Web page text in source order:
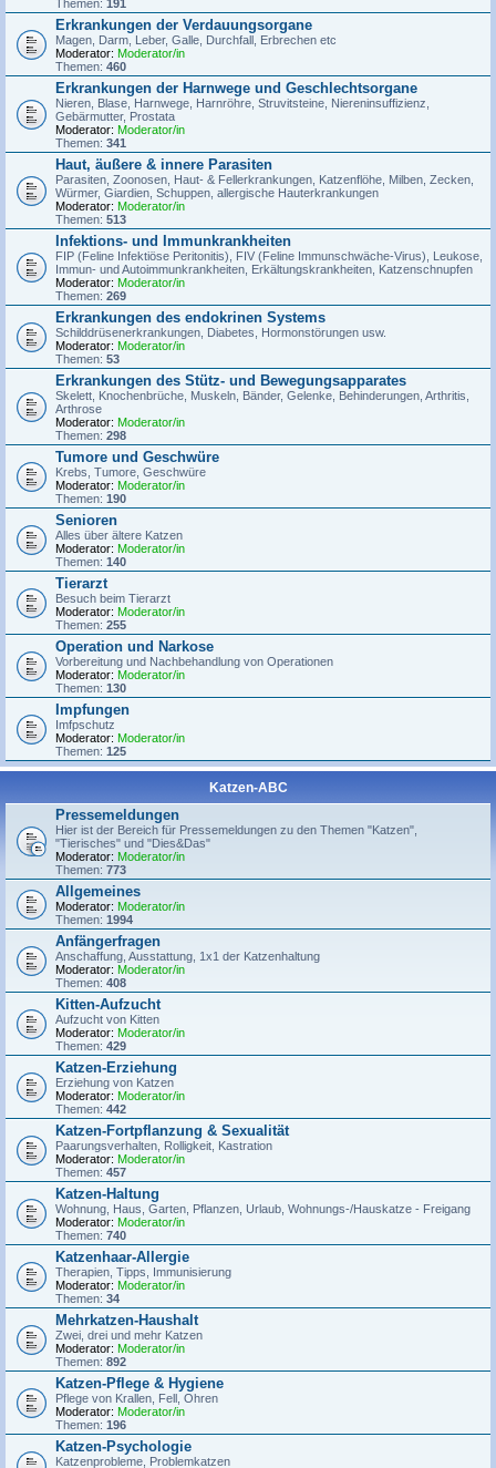
Themen: 191
Erkrankungen der Verdauungsorgane
Magen, Darm, Leber, Galle, Durchfall, Erbrechen etc
Moderator: Moderator/in
Themen: 460
Erkrankungen der Harnwege und Geschlechtsorgane
Nieren, Blase, Harnwege, Harnröhre, Struvitsteine, Niereninsuffizienz,
Gebärmutter, Prostata
Moderator: Moderator/in
Themen: 341
Haut, äußere & innere Parasiten
Parasiten, Zoonosen, Haut- & Fellerkrankungen, Katzenflöhe, Milben, Zecken,
Würmer, Giardien, Schuppen, allergische Hauterkrankungen
Moderator: Moderator/in
Themen: 513
Infektions- und Immunkrankheiten
FIP (Feline Infektiöse Peritonitis), FIV (Feline Immunschwäche-Virus), Leukose,
Immun- und Autoimmunkrankheiten, Erkältungskrankheiten, Katzenschnupfen
Moderator: Moderator/in
Themen: 269
Erkrankungen des endokrinen Systems
Schilddrüsenerkrankungen, Diabetes, Hormonstörungen usw.
Moderator: Moderator/in
Themen: 53
Erkrankungen des Stütz- und Bewegungsapparates
Skelett, Knochenbrüche, Muskeln, Bänder, Gelenke, Behinderungen, Arthritis,
Arthrose
Moderator: Moderator/in
Themen: 298
Tumore und Geschwüre
Krebs, Tumore, Geschwüre
Moderator: Moderator/in
Themen: 190
Senioren
Alles über ältere Katzen
Moderator: Moderator/in
Themen: 140
Tierarzt
Besuch beim Tierarzt
Moderator: Moderator/in
Themen: 255
Operation und Narkose
Vorbereitung und Nachbehandlung von Operationen
Moderator: Moderator/in
Themen: 130
Impfungen
Imfpschutz
Moderator: Moderator/in
Themen: 125
Katzen-ABC
Pressemeldungen
Hier ist der Bereich für Pressemeldungen zu den Themen "Katzen",
"Tierisches" und "Dies&Das"
Moderator: Moderator/in
Themen: 773
Allgemeines
Moderator: Moderator/in
Themen: 1994
Anfängerfragen
Anschaffung, Ausstattung, 1x1 der Katzenhaltung
Moderator: Moderator/in
Themen: 408
Kitten-Aufzucht
Aufzucht von Kitten
Moderator: Moderator/in
Themen: 429
Katzen-Erziehung
Erziehung von Katzen
Moderator: Moderator/in
Themen: 442
Katzen-Fortpflanzung & Sexualität
Paarungsverhalten, Rolligkeit, Kastration
Moderator: Moderator/in
Themen: 457
Katzen-Haltung
Wohnung, Haus, Garten, Pflanzen, Urlaub, Wohnungs-/Hauskatze - Freigang
Moderator: Moderator/in
Themen: 740
Katzenhaar-Allergie
Therapien, Tipps, Immunisierung
Moderator: Moderator/in
Themen: 34
Mehrkatzen-Haushalt
Zwei, drei und mehr Katzen
Moderator: Moderator/in
Themen: 892
Katzen-Pflege & Hygiene
Pflege von Krallen, Fell, Ohren
Moderator: Moderator/in
Themen: 196
Katzen-Psychologie
Katzenprobleme, Problemkatzen